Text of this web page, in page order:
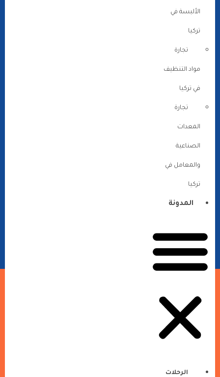
الألبسة في
تركيا
تجارة
مواد التنظيف
في تركيا
تجارة
المعدات
الصناعية
والمعامل في
تركيا
المدونة
الرحلات